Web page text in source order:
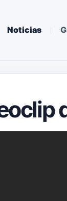
Noticias